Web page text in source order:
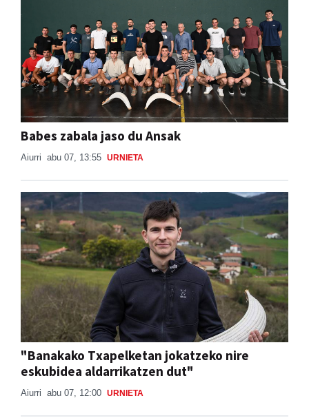
Babes zabala jaso du Ansak
Aiurri abu 07, 13:55 URNIETA
"Banakako Txapelketan jokatzeko nire
eskubidea aldarrikatzen dut"
Aiurri abu 07, 12:00 URNIETA